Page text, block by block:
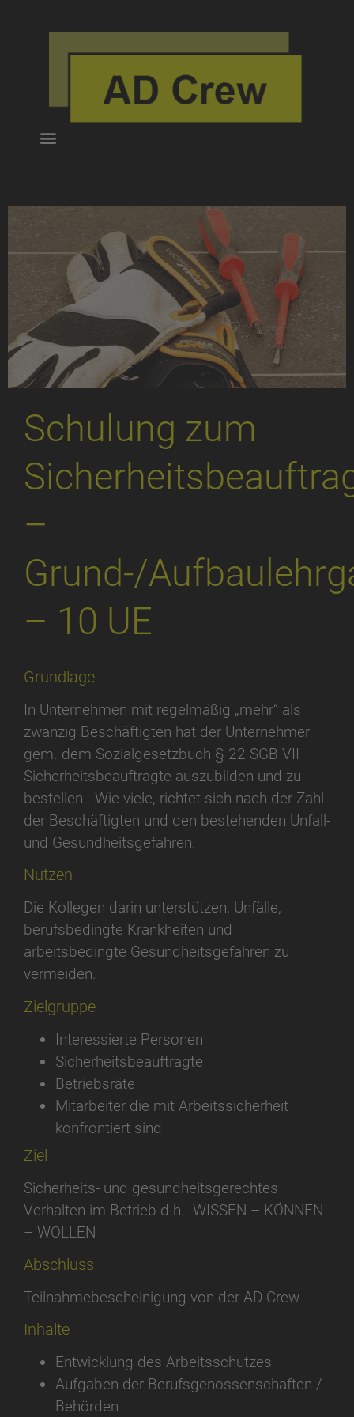
Schulung zum
–
Grund-/
– 10 UE
Grundlage
In Unternehmen mit regelmäßig „mehr“ als
zwanzig Beschäftigten hat der Unternehmer
gem. dem Sozialgesetzbuch § 22 SGB VII
Sicherheitsbeauftragte auszubilden und zu
bestellen . Wie viele, richtet sich nach der Zahl
der Beschäftigten und den bestehenden Unfall-
und Gesundheitsgefahren.
Nutzen
Die Kollegen darin unterstützen, Unfälle,
berufsbedingte Krankheiten und
arbeitsbedingte Gesundheitsgefahren zu
vermeiden.
Zielgruppe
Interessierte Personen
Sicherheitsbeauftragte
Betriebsräte
Mitarbeiter die mit Arbeitssicherheit
konfrontiert sind
Ziel
Sicherheits- und gesundheitsgerechtes
Verhalten im Betrieb d.h. WISSEN – KÖNNEN
– WOLLEN
Abschluss
Teilnahmebescheinigung von der AD Crew
Inhalte
Entwicklung des Arbeitsschutzes
Aufgaben der Berufsgenossenschaften /
Behörden